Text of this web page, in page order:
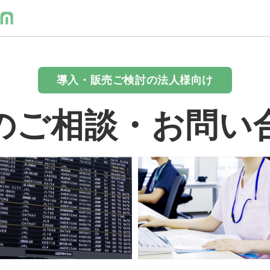
導入・販売ご検討の法人様向け
ご相談・お問い